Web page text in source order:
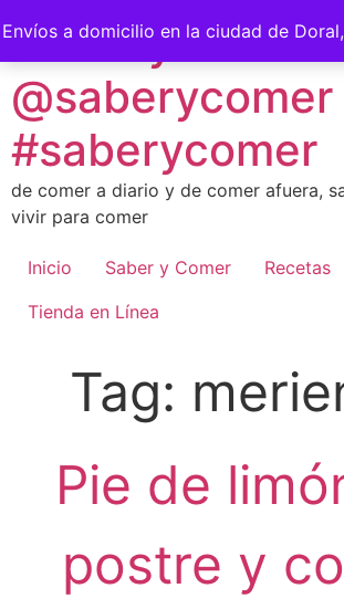
Envíos a domicilio en la ciudad de Doral,
to
content
Saber y Comer
@saberycomer
#saberycomer
de comer a diario y de comer afuera,
vivir para comer
Inicio Saber y Comer
Recetas
Tienda en Línea
Tag:
Pie de
postre y